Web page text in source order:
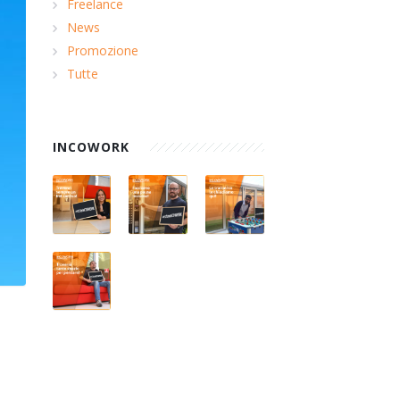
Freelance
News
Promozione
Tutte
INCOWORK